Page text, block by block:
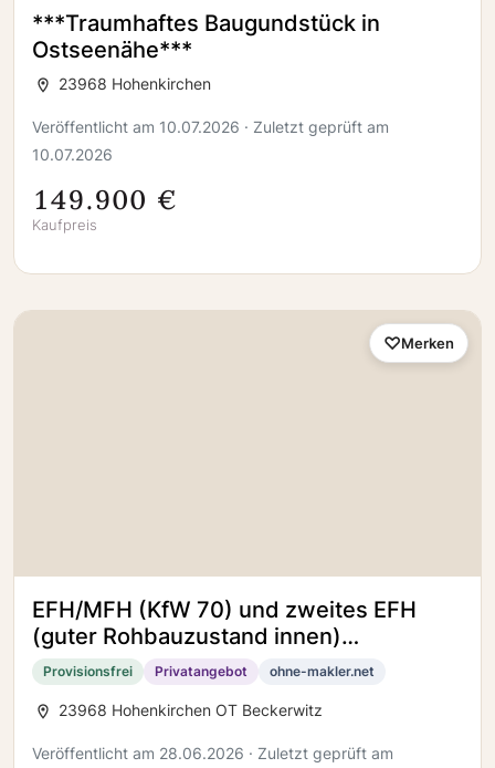
***Traumhaftes Baugundstück in
Ostseenähe***
23968 Hohenkirchen
Veröffentlicht am 10.07.2026 · Zuletzt geprüft am
10.07.2026
149.900 €
Kaufpreis
EFH/MFH (KfW 70) und zweites EFH
(guter Rohbauzustand innen)
freistehend NWM 23968 Beckerwitz
Ausbau
Provisionsfrei Privatangebot ohne-makler.net
23968 Hohenkirchen OT Beckerwitz
Veröffentlicht am 28.06.2026 · Zuletzt geprüft am
Merken